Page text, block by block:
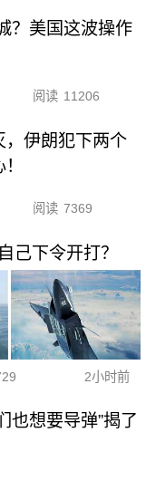
？美国这波操作
阅读 11206
，伊朗犯下两个
阅读 7369
己下令开打？
2小时前
也想要导弹”揭了